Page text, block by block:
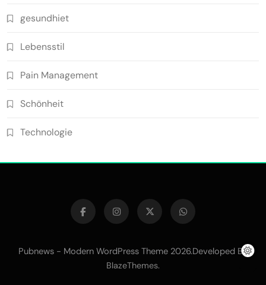
gesundhiet
Lebensstil
Pain Management
Schönheit
Technologie
Pubnews - Modern WordPress Theme 2026.Developed By
BlazeThemes.